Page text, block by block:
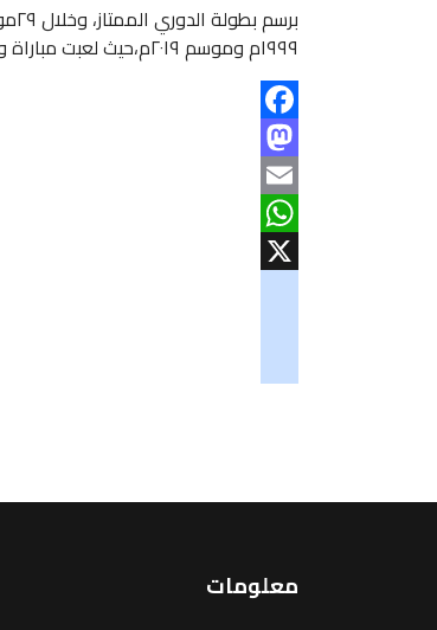
برسم بطولة الدوري الممتاز، وخلال ٢٩موسم خاض فريقا الهلال والمريخ ٥٤ مباراة سابقة وذلك بواقع مباراة في كل موسم عدا موسم
١٩٩٩م وموسم ٢٠١٩م،حيث لعبت مباراة واحدة،ومباراة اليوم تمثل مسك ختام دوري النخبة. , وتبث على القناة الأولى في منصة الأتحاد السوداني لكرة القدم.
Facebook
Mastodon
Email
WhatsApp
معلومات